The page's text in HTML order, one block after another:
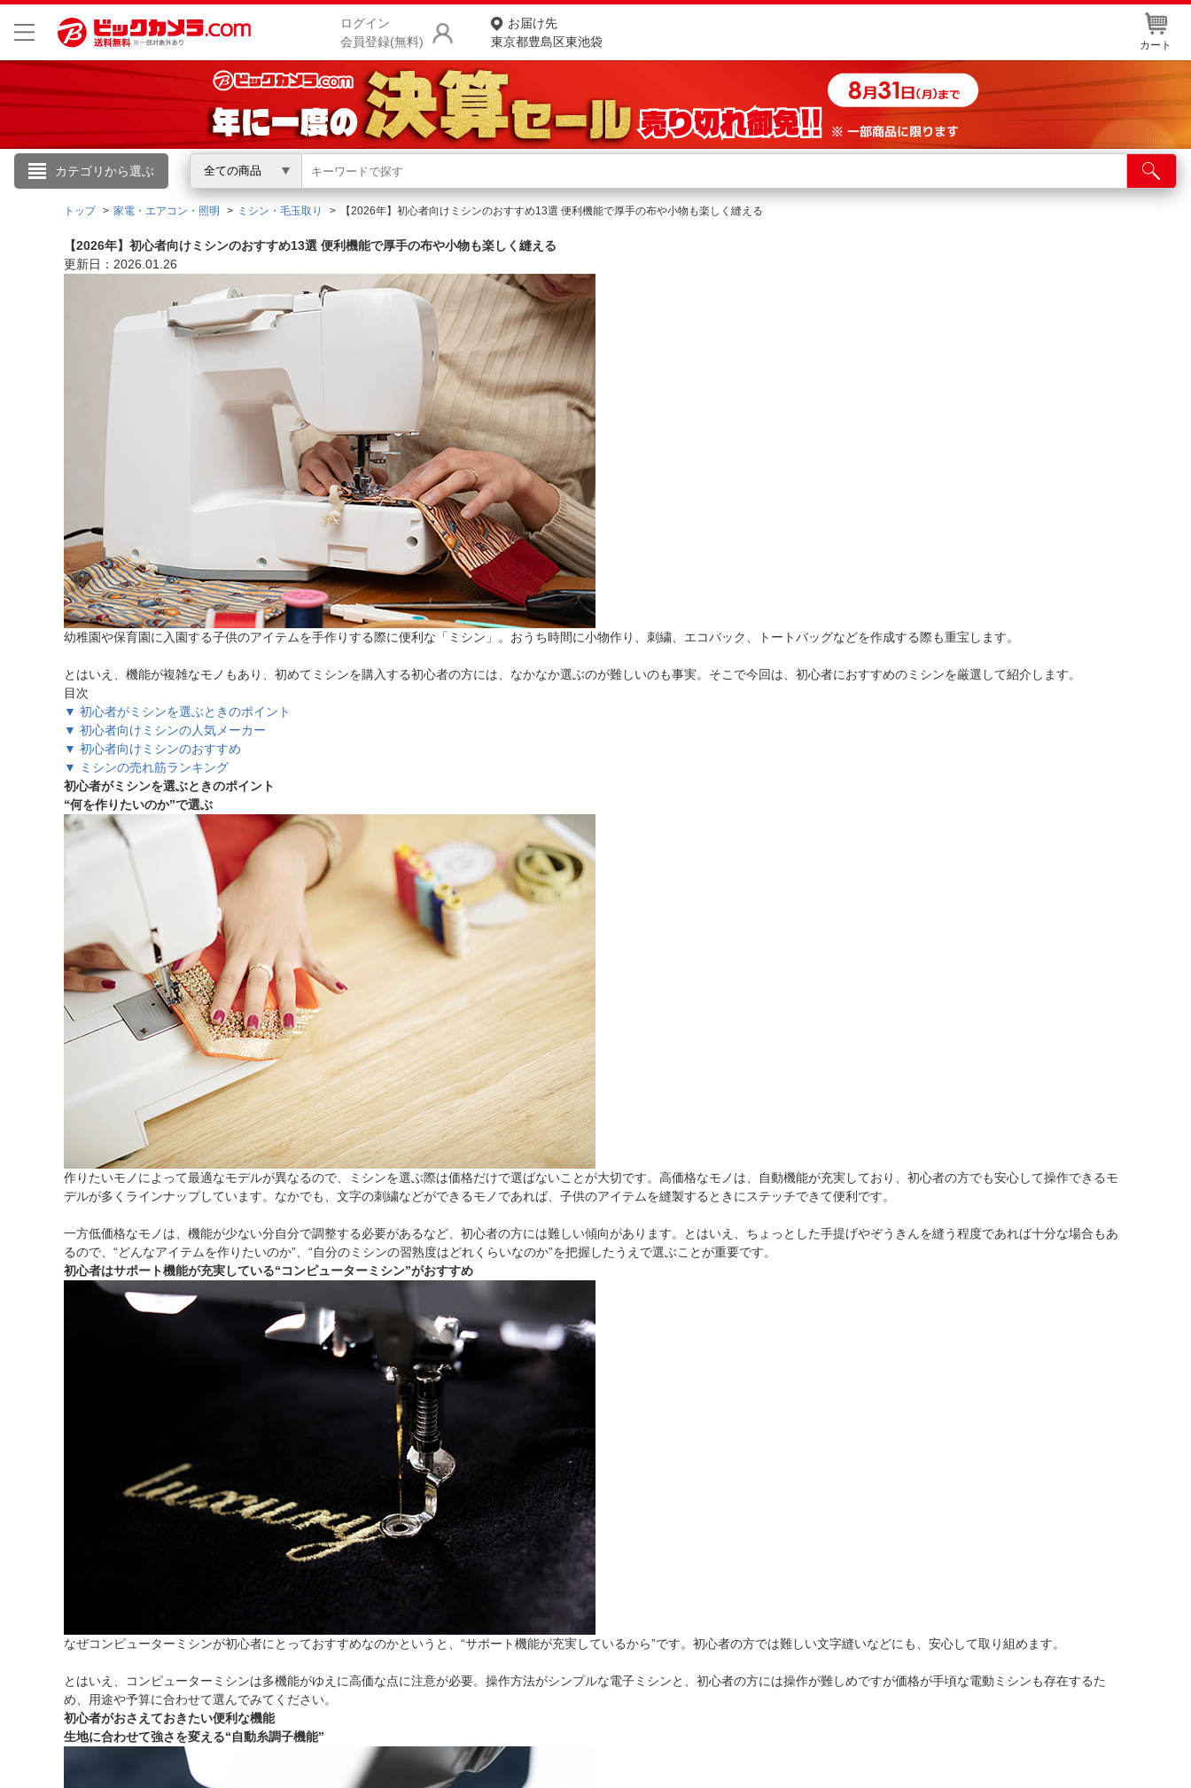
ログイン
会員登録(無料)
お届け先
東京都豊島区東池袋
カート
カテゴリから選ぶ 全ての商品
こんにちは
ログイン
新規会員登録
会員メニュー
お買いもの履歴
商品をさがす
ランキングからさがす
お客様サポート
ご利用ガイド
よくある質問・お問合せ
ご利用規約
店舗サービス
ネット取り置き
トップ 家電・エアコン・照明 ミシン・毛玉取り 【2026年】初心者向けミシンのおすすめ13選 便利機能で厚手の布や小物も楽しく縫える
【2026年】初心者向けミシンのおすすめ13選 便利機能で厚手の布や小物も楽しく縫える
更新日：2026.01.26
幼稚園や保育園に入園する子供のアイテムを手作りする際に便利な「ミシン」。おうち時間に小物作り、刺繍、エコバック、トートバッグなどを作成する際も重宝します。
とはいえ、機能が複雑なモノもあり、初めてミシンを購入する初心者の方には、なかなか選ぶのが難しいのも事実。そこで今回は、初心者におすすめのミシンを厳選して紹介します。
目次
▼ 初心者がミシンを選ぶときのポイント
▼ 初心者向けミシンの人気メーカー
▼ 初心者向けミシンのおすすめ
▼ ミシンの売れ筋ランキング
初心者がミシンを選ぶときのポイント
“何を作りたいのか”で選ぶ
作りたいモノによって最適なモデルが異なるので、ミシンを選ぶ際は価格だけで選ばないことが大切です。高価格なモノは、自動機能が充実しており、初心者の方でも安心して操作できるモ
デルが多くラインナップしています。なかでも、文字の刺繍などができるモノであれば、子供のアイテムを縫製するときにステッチできて便利です。
一方低価格なモノは、機能が少ない分自分で調整する必要があるなど、初心者の方には難しい傾向があります。とはいえ、ちょっとした手提げやぞうきんを縫う程度であれば十分な場合もあ
るので、“どんなアイテムを作りたいのか”、“自分のミシンの習熟度はどれくらいなのか”を把握したうえで選ぶことが重要です。
初心者はサポート機能が充実している“コンピューターミシン”がおすすめ
なぜコンピューターミシンが初心者にとっておすすめなのかというと、“サポート機能が充実しているから”です。初心者の方では難しい文字縫いなどにも、安心して取り組めます。
とはいえ、コンピューターミシンは多機能がゆえに高価な点に注意が必要。操作方法がシンプルな電子ミシンと、初心者の方には操作が難しめですが価格が手頃な電動ミシンも存在するた
め、用途や予算に合わせて選んでみてください。
初心者がおさえておきたい便利な機能
生地に合わせて強さを変える“自動糸調子機能”